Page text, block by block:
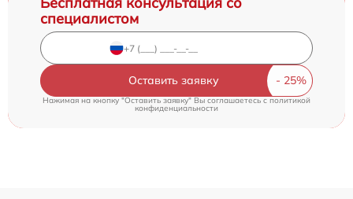
специалистом
Оставить заявку
Нажимая на кнопку "Оставить заявку" Вы соглашаетесь cполитикой
конфиденциальности